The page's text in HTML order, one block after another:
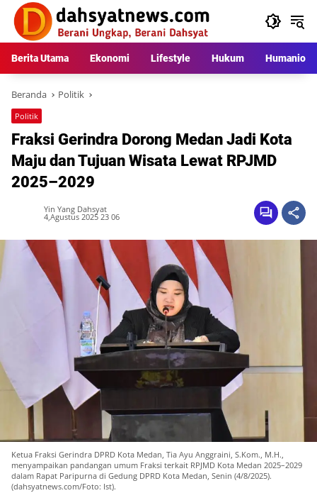
Langsung
konten
Berita Utama Ekonomi Lifestyle Hukum Humaniora
Beranda Politik
Politik
Fraksi Gerindra Dorong Medan Jadi Kota
Maju dan Tujuan Wisata Lewat RPJMD
2025–2029
Yin Yang Dahsyat
4,Agustus 2025 23 06
Ketua Fraksi Gerindra DPRD Kota Medan, Tia Ayu Anggraini, S.Kom., M.H.,
menyampaikan pandangan umum Fraksi terkait RPJMD Kota Medan 2025–2029
dalam Rapat Paripurna di Gedung DPRD Kota Medan, Senin (4/8/2025).
(dahsyatnews.com/Foto: Ist).